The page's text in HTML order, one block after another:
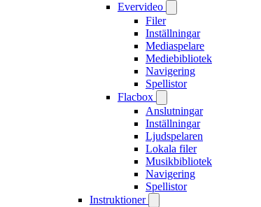
Evervideo
Filer
Inställningar
Mediaspelare
Mediebibliotek
Navigering
Spellistor
Flacbox
Anslutningar
Inställningar
Ljudspelaren
Lokala filer
Musikbibliotek
Navigering
Spellistor
Instruktioner